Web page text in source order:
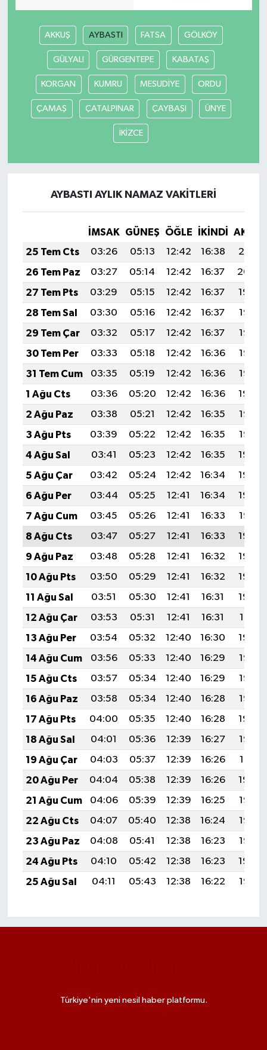
AKKUŞ AYBASTI FATSA GÖLKÖY
GÜLYALI GÜRGENTEPE KABATAŞ
KORGAN KUMRU MESUDİYE ORDU
ÇAMAŞ ÇATALPINAR ÇAYBAŞI ÜNYE
İKİZCE
AYBASTI AYLIK NAMAZ VAKITLERI
İMSAK GÜNEŞ ÖĞLE İKINDI
25 Tem Cts
03:26 05:13 12:42 16:38
20:01
26 Tem Paz
03:27 05:14 12:42 16:37
20:00
27 Tem Pts
03:29 05:15 12:42 16:37
19:59
28 Tem Sal
03:30 05:16 12:42 16:37
19:58
29 Tem Çar
03:32 05:17 12:42 16:37
19:57
30 Tem Per
03:33 05:18 12:42 16:36
19:56
31 Tem Cum
03:35 05:19 12:42 16:36
19:55
1 Ağu Cts
03:36 05:20 12:42 16:36
19:54
2 Ağu Paz
03:38 05:21 12:42 16:35
19:53
3 Ağu Pts
03:39 05:22 12:42 16:35
19:52
4 Ağu Sal
03:41 05:23 12:42 16:35
19:50
5 Ağu Çar
03:42 05:24 12:42 16:34
19:49
6 Ağu Per
03:44 05:25 12:41 16:34
19:48
7 Ağu Cum
03:45 05:26 12:41 16:33
19:47
8 Ağu Cts
03:47 05:27 12:41 16:33
19:46
9 Ağu Paz
03:48 05:28 12:41 16:32
19:45
10 Ağu Pts
03:50 05:29 12:41 16:32
19:43
11 Ağu Sal
03:51 05:30 12:41 16:31
19:42
12 Ağu Çar
03:53 05:31 12:41 16:31
19:41
13 Ağu Per
03:54 05:32 12:40 16:30
19:39
14 Ağu Cum
03:56 05:33 12:40 16:29
19:38
15 Ağu Cts
03:57 05:34 12:40 16:29
19:37
16 Ağu Paz
03:58 05:34 12:40 16:28
19:35
17 Ağu Pts
04:00 05:35 12:40 16:28
19:34
18 Ağu Sal
04:01 05:36 12:39 16:27
19:32
19 Ağu Çar
04:03 05:37 12:39 16:26
19:31
20 Ağu Per
04:04 05:38 12:39 16:26
19:30
21 Ağu Cum
04:06 05:39 12:39 16:25
19:28
22 Ağu Cts
04:07 05:40 12:38 16:24
19:27
23 Ağu Paz
04:08 05:41 12:38 16:23
19:25
24 Ağu Pts
04:10 05:42 12:38 16:23
19:24
25 Ağu Sal
04:11 05:43 12:38 16:22 19:22
Türkiye'nin yeni nesil haber platformu.